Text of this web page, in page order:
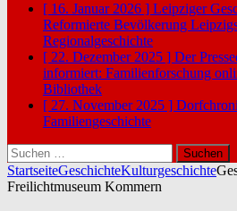
[ 16. Januar 2026 ] Leipziger
Reformierte Bevölkerung
Regionalgeschichte
[ 22. Dezember 2025 ] Der
informiert: Familienforschung
Bibliothek
[ 27. November 2025 ]
Familiengeschichte
Suchen
nach:
StartseiteGeschichteKulturgeschichte
Freilichtmuseum Kommern